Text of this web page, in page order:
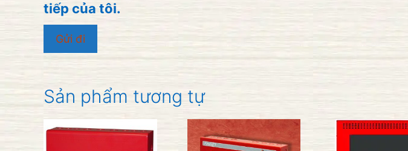
tiếp của tôi.
Sản phẩm tương tự